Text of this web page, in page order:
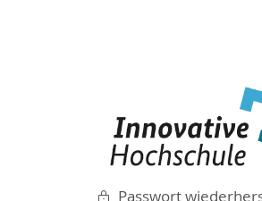
Passwort